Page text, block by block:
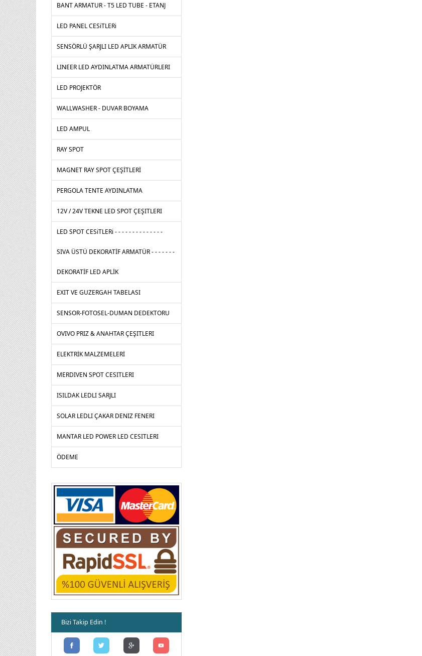
BANT ARMATUR - T5 LED TUBE - ETANJ
LED PANEL CESiTLERi
SENSÖRLÜ ŞARJLI LED APLIK ARMATÜR
LINEER LED AYDINLATMA ARMATÜRLERI
LED PROJEKTÖR
WALLWASHER - DUVAR BOYAMA
LED AMPUL
RAY SPOT
MAGNET RAY SPOT ÇEŞİTLERİ
PERGOLA TENTE AYDINLATMA
12V / 24V TEKNE LED SPOT ÇEŞITLERI
LED SPOT CESiTLERi - - - - - - - - - - - - - -
SIVA ÜSTÜ DEKORATİF ARMATÜR - - - - - - -
DEKORATİF LED APLİK
EXIT VE GUZERGAH TABELASI
SENSOR-FOTOSEL-DUMAN DEDEKTORU
OVIVO PRIZ & ANAHTAR ÇEŞITLERI
ELEKTRİK MALZEMELERİ
MERDIVEN SPOT CESITLERI
ISILDAK LEDLI SARJLI
SOLAR LEDLI ÇAKAR DENIZ FENERI
MANTAR LED POWER LED CESITLERI
ÖDEME
Bizi Takip Edin !